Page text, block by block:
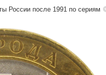
России после 1991 по сериям